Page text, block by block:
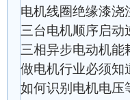
电机线圈绝缘漆浇
三台电机顺序启动
三相异步电动机能
做电机行业必须知
如何识别电机电压